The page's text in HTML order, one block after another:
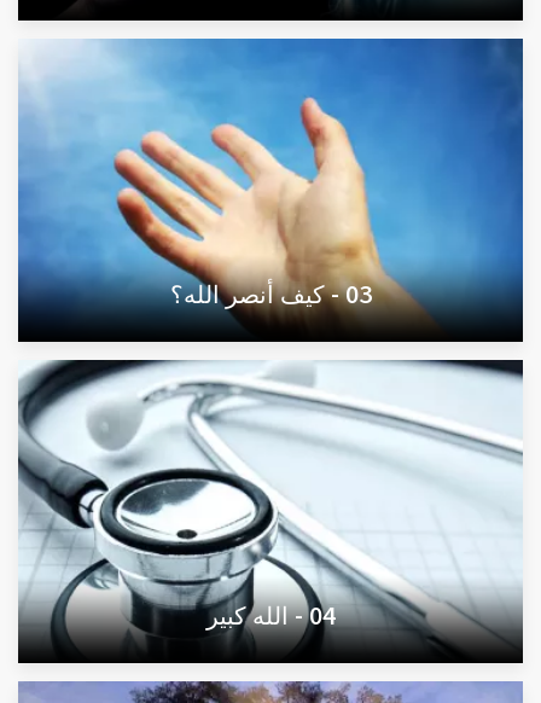
03 - كيف أنصر الله؟
04 - الله كبير